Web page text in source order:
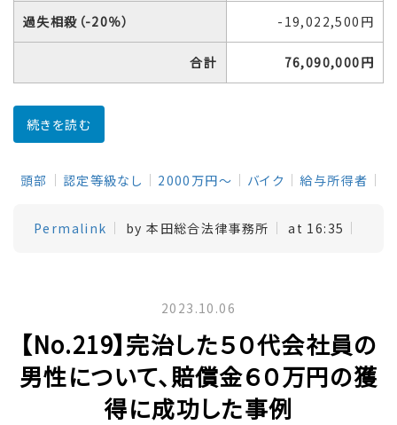
過失相殺（-20％） -19,022,500円
合計 76,090,000円
続きを読む
頭部 認定等級なし 2000万円～ バイク 給与所得者
Permalink by 本田総合法律事務所 at 16:35
2023.10.06
【No.219】完治した５０代会社員の
男性について、賠償金６０万円の獲
得に成功した事例